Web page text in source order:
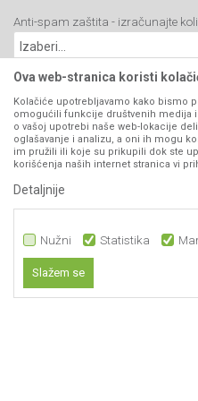
234,00RSD
Matični broj: 07593252
Blog
Najčešća pitanja
Click & Collect
Načini plaćanja
Plaćanje karticama
Web kredit Raiffeisen banke
Pravo na odustajanje
Reklamacije
Zamena artikala
Anti-spam zaštita - izračunajte
VIBER I SMS NEWSLETTER
PRATITE NAS
Ova web-stranica koristi
Kolačiće upotrebljavamo kako bismo
omogućili funkcije društvenih medija i
o vašoj upotrebi naše web-lokacije
oglašavanje i analizu, a oni ih mogu
im pružili ili koje su prikupili dok ste
korišćenja naših internet stranica vi
Detaljnije
Nužni Statistika
Slažem se